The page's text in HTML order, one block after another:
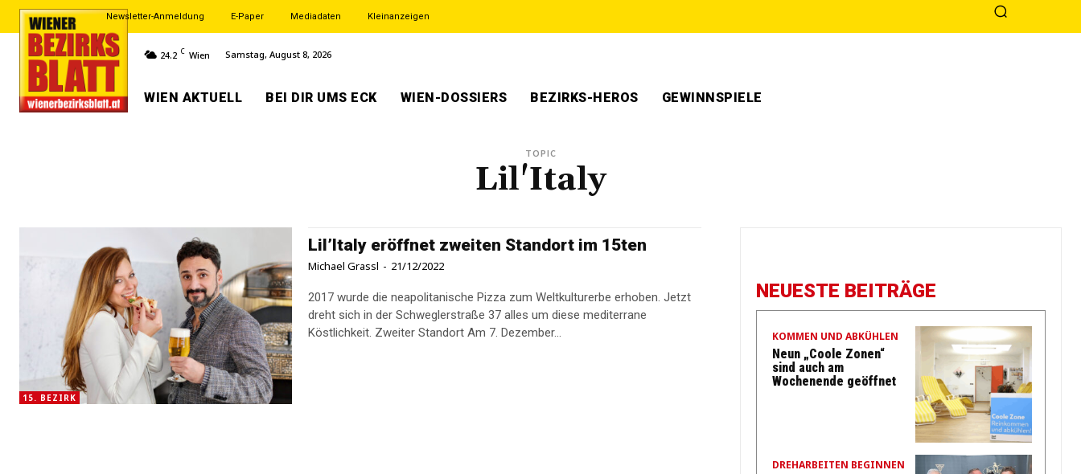
Newsletter-Anmeldung E-Paper Mediadaten Kleinanzeigen
24.2 C Wien Samstag, August 8, 2026
WIEN AKTUELL BEI DIR UMS ECK WIEN-DOSSIERS BEZIRKS-HEROS GEWINNSPIELE
TOPIC
Lil'Italy
15. BEZIRK
Lil’Italy eröffnet zweiten Standort im 15ten
Michael Grassl - 21/12/2022
2017 wurde die neapolitanische Pizza zum Weltkulturerbe erhoben. Jetzt
dreht sich in der Schweglerstraße 37 alles um diese mediterrane
Köstlichkeit. Zweiter Standort Am 7. Dezember...
NEUESTE BEITRÄGE
KOMMEN UND ABKÜHLEN
Neun „Coole Zonen“
sind auch am
Wochenende geöffnet
DREHARBEITEN BEGINNEN